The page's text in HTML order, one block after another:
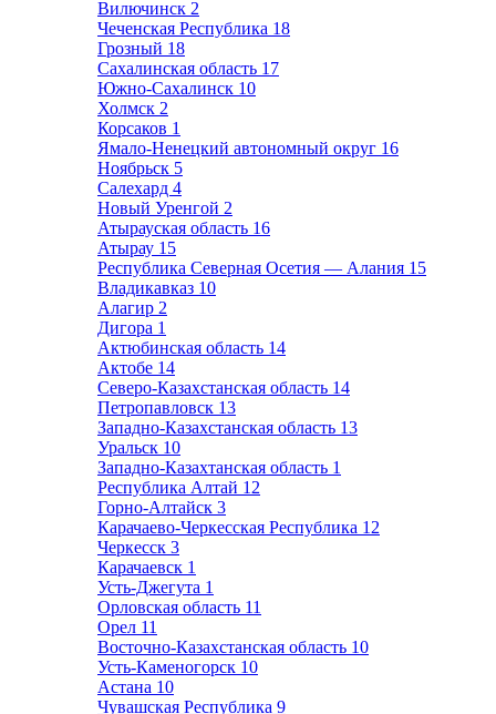
Вилючинск 2
Чеченская Республика 18
Грозный 18
Сахалинская область 17
Южно-Сахалинск 10
Холмск 2
Корсаков 1
Ямало-Ненецкий автономный округ 16
Ноябрьск 5
Салехард 4
Новый Уренгой 2
Атырауская область 16
Атырау 15
Республика Северная Осетия — Алания 15
Владикавказ 10
Алагир 2
Дигора 1
Актюбинская область 14
Актобе 14
Северо-Казахстанская область 14
Петропавловск 13
Западно-Казахстанская область 13
Уральск 10
Западно-Казахтанская область 1
Республика Алтай 12
Горно-Алтайск 3
Карачаево-Черкесская Республика 12
Черкесск 3
Карачаевск 1
Усть-Джегута 1
Орловская область 11
Орел 11
Восточно-Казахстанская область 10
Усть-Каменогорск 10
Астана 10
Чувашская Республика 9